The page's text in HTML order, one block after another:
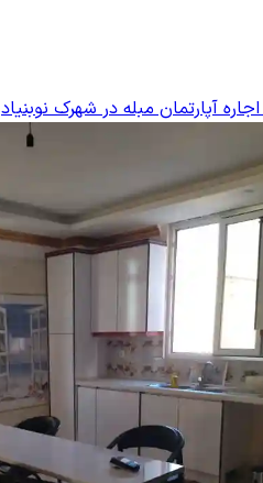
اجاره آپارتمان مبله در شهرک نوبنیاد